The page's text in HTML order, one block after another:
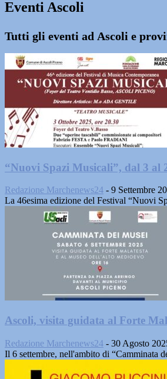
Eventi Ascoli
Tutti gli eventi ad Ascoli e
“Nuovi Spazi Musicali”, dal 3 al
Redazione Marchenews24 - 9 Settembre
La 46esima edizione del Festival “Nuovi
Ascoli, visita guidata al Forte
Redazione Marchenews24 - 30 Agosto
Il 6 settembre, nell'ambito di “Camminata